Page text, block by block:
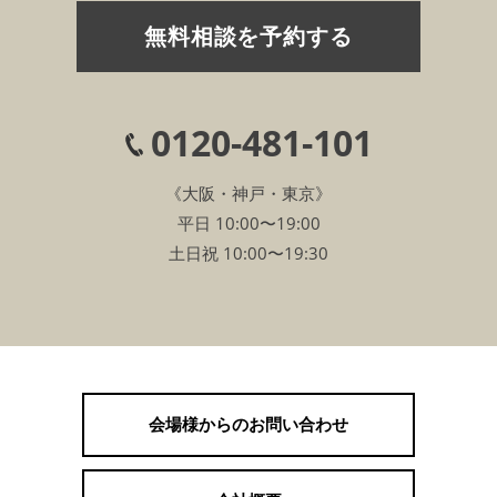
無料相談を予約する
0120-481-101
《大阪・神戸・東京》
平日 10:00〜19:00
土日祝 10:00〜19:30
会場様からのお問い合わせ